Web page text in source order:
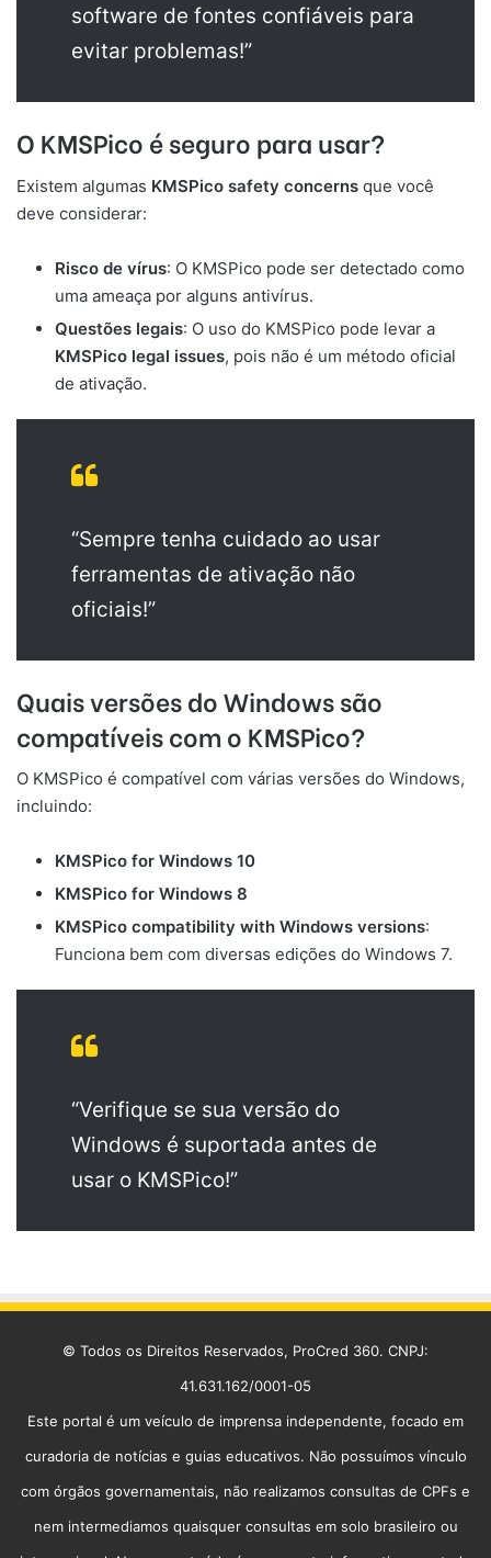
software de fontes confiáveis para
evitar problemas!”
O KMSPico é seguro para usar?
Existem algumas KMSPico safety concerns que você
deve considerar:
Risco de vírus: O KMSPico pode ser detectado como
uma ameaça por alguns antivírus.
Questões legais: O uso do KMSPico pode levar a
KMSPico legal issues, pois não é um método oficial
de ativação.
“Sempre tenha cuidado ao usar
ferramentas de ativação não
oficiais!”
Quais versões do Windows são
compatíveis com o KMSPico?
O KMSPico é compatível com várias versões do Windows,
incluindo:
KMSPico for Windows 10
KMSPico for Windows 8
KMSPico compatibility with Windows versions:
Funciona bem com diversas edições do Windows 7.
“Verifique se sua versão do
Windows é suportada antes de
usar o KMSPico!”
© Todos os Direitos Reservados, ProCred 360. CNPJ:
41.631.162/0001-05
Este portal é um veículo de imprensa independente, focado em
curadoria de notícias e guias educativos. Não possuímos vínculo
com órgãos governamentais, não realizamos consultas de CPFs e
nem intermediamos quaisquer consultas em solo brasileiro ou